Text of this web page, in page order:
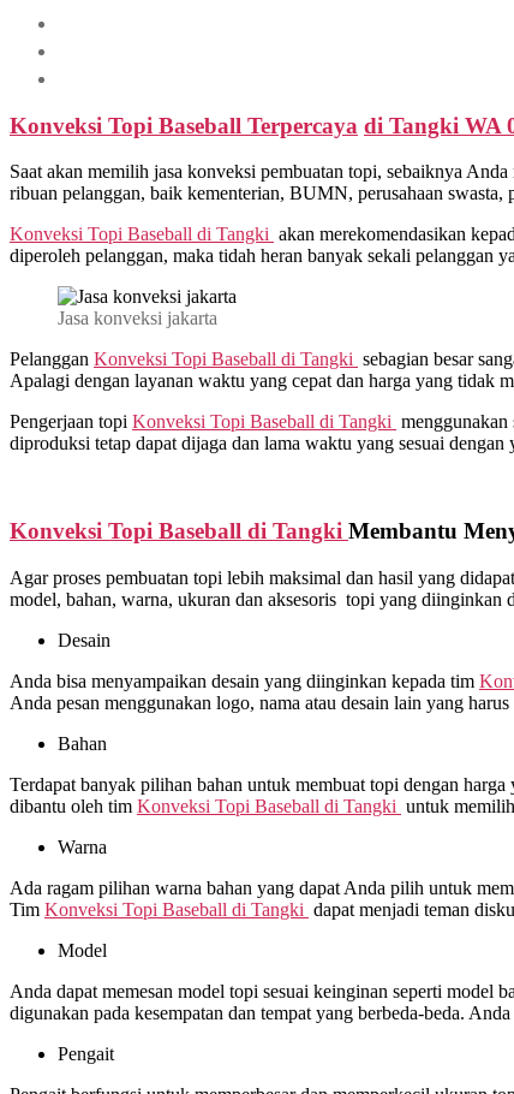
Konveksi Topi Baseball Terpercaya di Tangki WA
Saat akan memilih jasa konveksi pembuatan topi, sebaiknya
ribuan pelanggan, baik kementerian, BUMN, perusahaan
Konveksi Topi Baseball di Tangki akan merekomendasikan
diperoleh pelanggan, maka tidah heran banyak sekali pelanggan
Jasa konveksi jakarta
Pelanggan Konveksi Topi Baseball di Tangki sebagian besar
Apalagi dengan layanan waktu yang cepat dan harga yang tidak
Pengerjaan topi Konveksi Topi Baseball di Tangki
diproduksi tetap dapat dijaga dan lama waktu yang sesuai dengan
Konveksi Topi Baseball di Tangki Membantu
Agar proses pembuatan topi lebih maksimal dan hasil yang
model, bahan, warna, ukuran dan aksesoris topi yang diinginkan
Desain
Anda bisa menyampaikan desain yang diinginkan kepada tim
Anda pesan menggunakan logo, nama atau desain lain yang
Bahan
Terdapat banyak pilihan bahan untuk membuat topi dengan
dibantu oleh tim Konveksi Topi Baseball di Tangki untuk
Warna
Ada ragam pilihan warna bahan yang dapat Anda pilih untuk
Tim Konveksi Topi Baseball di Tangki dapat menjadi teman
Model
Anda dapat memesan model topi sesuai keinginan seperti model
digunakan pada kesempatan dan tempat yang berbeda-beda.
Pengait